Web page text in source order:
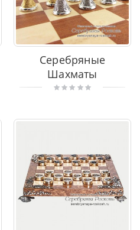
Серебряные
Шахматы